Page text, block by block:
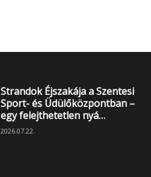
Strandok Éjszakája a Szentesi
Sport- és Üdülőközpontban –
egy felejthetetlen nyá…
2026.07.22.